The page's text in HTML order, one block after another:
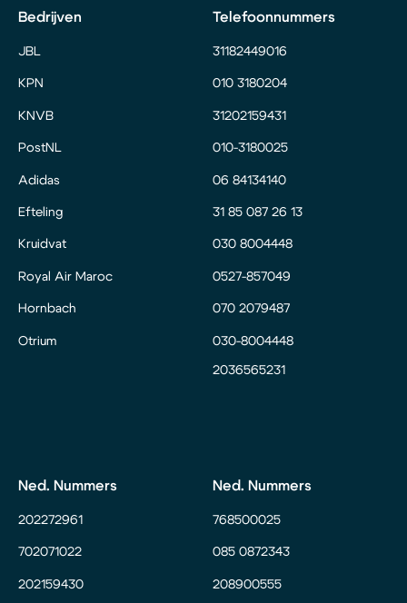
Bedrijven
JBL
KPN
KNVB
PostNL
Adidas
Efteling
Kruidvat
Royal Air Maroc
Hornbach
Otrium
Telefoonnummers
31182449016
010 3180204
31202159431
010-3180025
06 84134140
31 85 087 26 13
030 8004448
0527-857049
070 2079487
030-8004448
2036565231
Ned. Nummers
202272961
702071022
202159430
Ned. Nummers
768500025
085 0872343
208900555